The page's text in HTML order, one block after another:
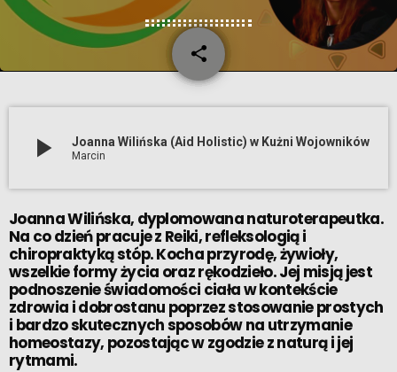
share
email
play_arrow Joanna Wilińska (Aid Holistic) w Kużni Wojowników
Marcin
Joanna Wilińska, dyplomowana naturoterapeutka.
Na co dzień pracuje z Reiki, refleksologią i
chiropraktyką stóp. Kocha przyrodę, żywioły,
wszelkie formy życia oraz rękodzieło. Jej misją jest
podnoszenie świadomości ciała w kontekście
zdrowia i dobrostanu poprzez stosowanie prostych
i bardzo skutecznych sposobów na utrzymanie
homeostazy, pozostając w zgodzie z naturą i jej
rytmami.